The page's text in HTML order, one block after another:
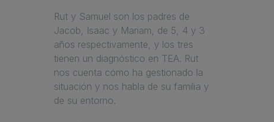
Rut y Samuel son los padres de
Jacob, Isaac y Mariam, de 5, 4 y 3
años respectivamente, y los tres
tienen un diagnóstico en TEA. Rut
nos cuenta cómo ha gestionado la
situación y nos habla de su familia y
de su entorno.